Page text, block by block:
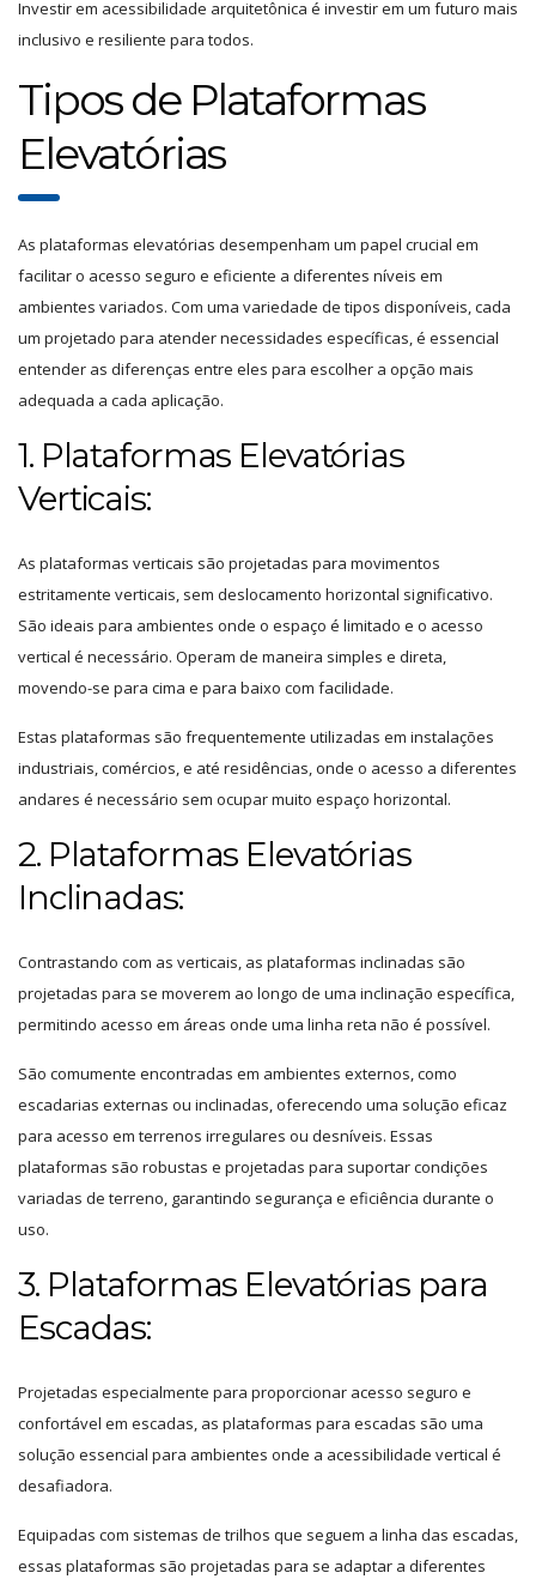
Investir em acessibilidade arquitetônica é investir em um futuro mais
inclusivo e resiliente para todos.
Tipos de Plataformas
Elevatórias
As plataformas elevatórias desempenham um papel crucial em
facilitar o acesso seguro e eficiente a diferentes níveis em
ambientes variados. Com uma variedade de tipos disponíveis, cada
um projetado para atender necessidades específicas, é essencial
entender as diferenças entre eles para escolher a opção mais
adequada a cada aplicação.
1. Plataformas Elevatórias
Verticais:
As plataformas verticais são projetadas para movimentos
estritamente verticais, sem deslocamento horizontal significativo.
São ideais para ambientes onde o espaço é limitado e o acesso
vertical é necessário. Operam de maneira simples e direta,
movendo-se para cima e para baixo com facilidade.
Estas plataformas são frequentemente utilizadas em instalações
industriais, comércios, e até residências, onde o acesso a diferentes
andares é necessário sem ocupar muito espaço horizontal.
2. Plataformas Elevatórias
Inclinadas:
Contrastando com as verticais, as plataformas inclinadas são
projetadas para se moverem ao longo de uma inclinação específica,
permitindo acesso em áreas onde uma linha reta não é possível.
São comumente encontradas em ambientes externos, como
escadarias externas ou inclinadas, oferecendo uma solução eficaz
para acesso em terrenos irregulares ou desníveis. Essas
plataformas são robustas e projetadas para suportar condições
variadas de terreno, garantindo segurança e eficiência durante o
uso.
3. Plataformas Elevatórias para
Escadas:
Projetadas especialmente para proporcionar acesso seguro e
confortável em escadas, as plataformas para escadas são uma
solução essencial para ambientes onde a acessibilidade vertical é
desafiadora.
Equipadas com sistemas de trilhos que seguem a linha das escadas,
essas plataformas são projetadas para se adaptar a diferentes